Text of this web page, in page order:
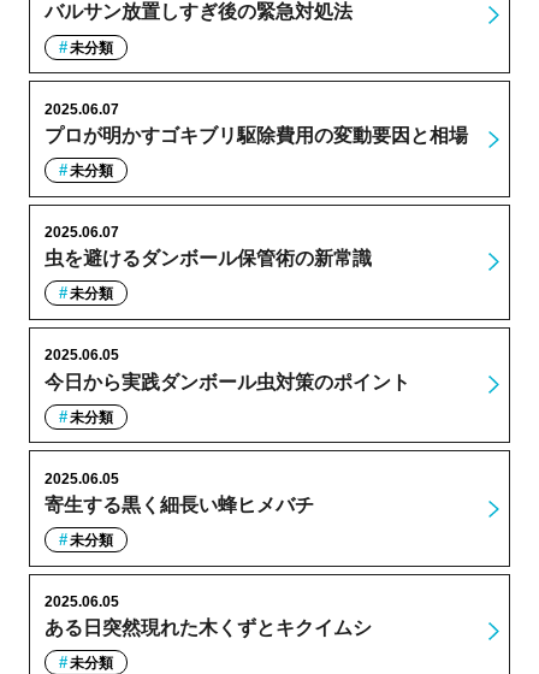
バルサン放置しすぎ後の緊急対処法
未分類
プロが明かすゴキブリ駆除費用の変動要因と相場
2025.06.07
未分類
虫を避けるダンボール保管術の新常識
2025.06.07
未分類
今日から実践ダンボール虫対策のポイント
2025.06.05
未分類
寄生する黒く細長い蜂ヒメバチ
2025.06.05
未分類
ある日突然現れた木くずとキクイムシ
2025.06.05
未分類